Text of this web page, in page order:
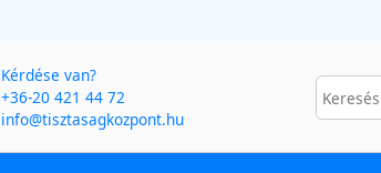
Kérdése van?
+36-20 421 44 72
info@tisztasagkozpont.hu